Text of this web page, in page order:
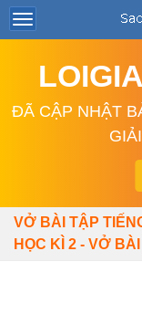
ĐÃ CẬP NHẬT
VỞ BÀI TẬP
HỌC KÌ 2 - VỞ